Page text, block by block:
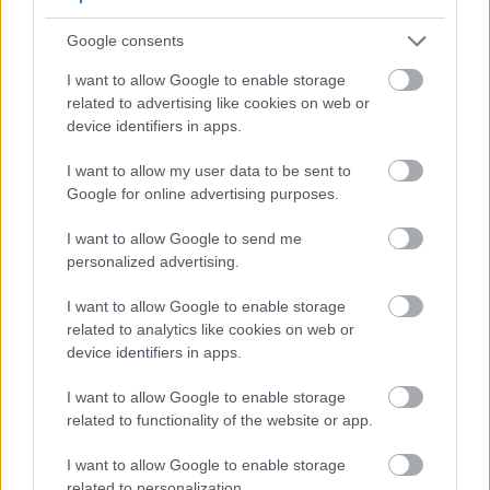
Google consents
I want to allow Google to enable storage
related to advertising like cookies on web or
device identifiers in apps.
I want to allow my user data to be sent to
Google for online advertising purposes.
I want to allow Google to send me
personalized advertising.
I want to allow Google to enable storage
related to analytics like cookies on web or
device identifiers in apps.
I want to allow Google to enable storage
related to functionality of the website or app.
I want to allow Google to enable storage
votre parcours de mise en forme
Des entraînements variés qui gardent
Entraînement personnalisé adapté au niveau
de condition physique
Un programme qui encourage le
développement de la force, de l’endurance et
de la flexibilité
entraînement pour tous les âges. Cela offre un
environnement valorisant où tout le monde peut
blessures
CrossFit, reconnu pour son entraînement